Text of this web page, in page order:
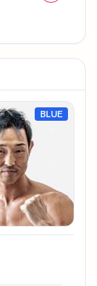
BLUE